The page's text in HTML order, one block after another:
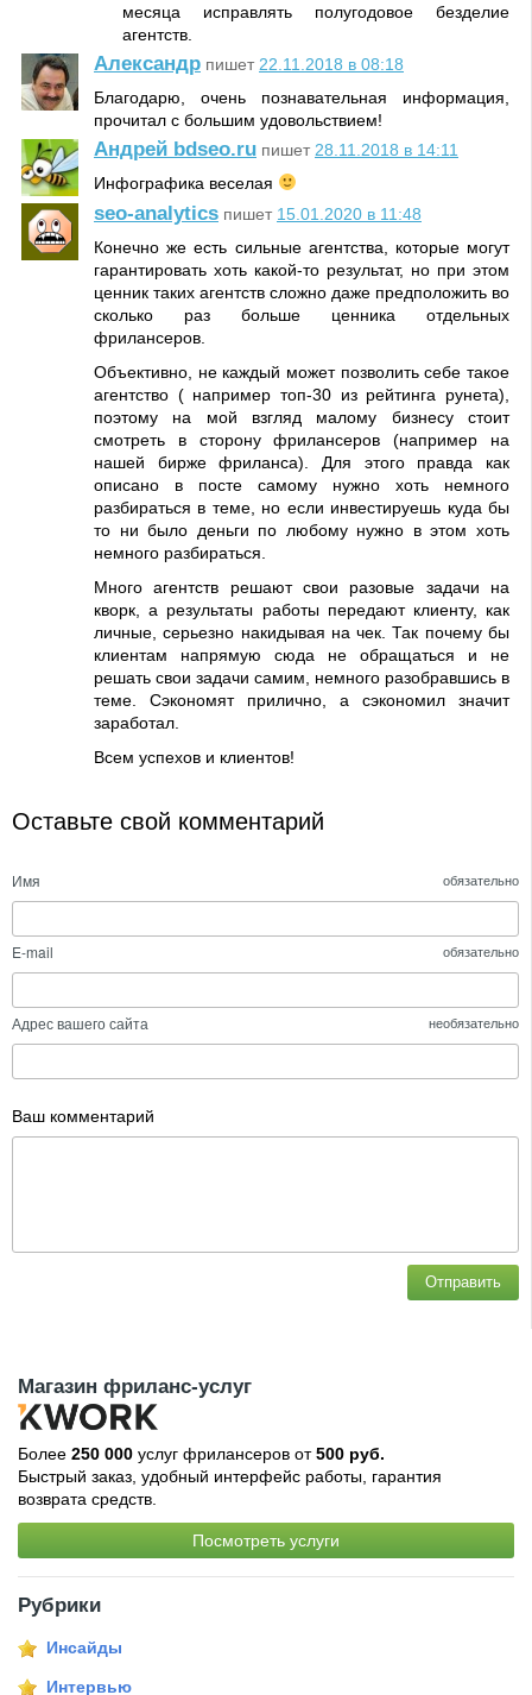
месяца исправлять полугодовое безделие
агентств.
Александр пишет 22.11.2018 в 08:18
Благодарю, очень познавательная информация,
прочитал с большим удовольствием!
Андрей bdseo.ru пишет 28.11.2018 в 14:11
Инфографика веселая
seo-analytics пишет 15.01.2020 в 11:48
Конечно же есть сильные агентства, которые могут
гарантировать хоть какой-то результат, но при этом
ценник таких агентств сложно даже предположить во
сколько раз больше ценника отдельных
фрилансеров.
Объективно, не каждый может позволить себе такое
агентство ( например топ-30 из рейтинга рунета),
поэтому на мой взгляд малому бизнесу стоит
смотреть в сторону фрилансеров (например на
нашей бирже фриланса). Для этого правда как
описано в посте самому нужно хоть немного
разбираться в теме, но если инвестируешь куда бы
то ни было деньги по любому нужно в этом хоть
немного разбираться.
Много агентств решают свои разовые задачи на
кворк, а результаты работы передают клиенту, как
личные, серьезно накидывая на чек. Так почему бы
клиентам напрямую сюда не обращаться и не
решать свои задачи самим, немного разобравшись в
теме. Сэкономят прилично, а сэкономил значит
заработал.
Всем успехов и клиентов!
Оставьте свой комментарий
Имя обязательно
E-mail обязательно
Адрес вашего сайта необязательно
Ваш комментарий
Отправить
Магазин фриланс-услуг
Более 250 000 услуг фрилансеров от500 руб.
Быстрый заказ, удобный интерфейс работы, гарантия
возврата средств.
Посмотреть услуги
Рубрики
Инсайды
Интервью